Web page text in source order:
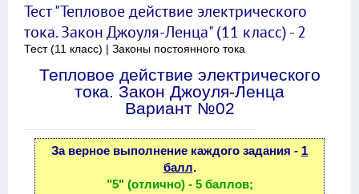
Тест "Тепловое действие электрического
тока. Закон Джоуля-Ленца" (11 класс) - 2
Тест (11 класс) | Законы постоянного тока
Тепловое действие электрического
тока. Закон Джоуля-Ленца
Вариант №02
За верное выполнение каждого задания - 1
балл.
"5" (отлично) - 5 баллов;